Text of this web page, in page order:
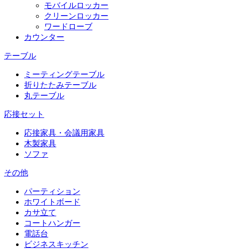
モバイルロッカー
クリーンロッカー
ワードローブ
カウンター
テーブル
ミーティングテーブル
折りたたみテーブル
丸テーブル
応接セット
応接家具・会議用家具
木製家具
ソファ
その他
パーティション
ホワイトボード
カサ立て
コートハンガー
電話台
ビジネスキッチン